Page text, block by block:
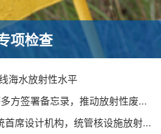
项检查
海水放射性水平
Clobot 携手韩国原子能环境公团等多方签署备忘录，推动放射性废物安全管理多机型机器人示范
Rosatom选定SNIIP为辐射控制系统首席设计机构，统管核设施放射仪表标准化与进口替代保障